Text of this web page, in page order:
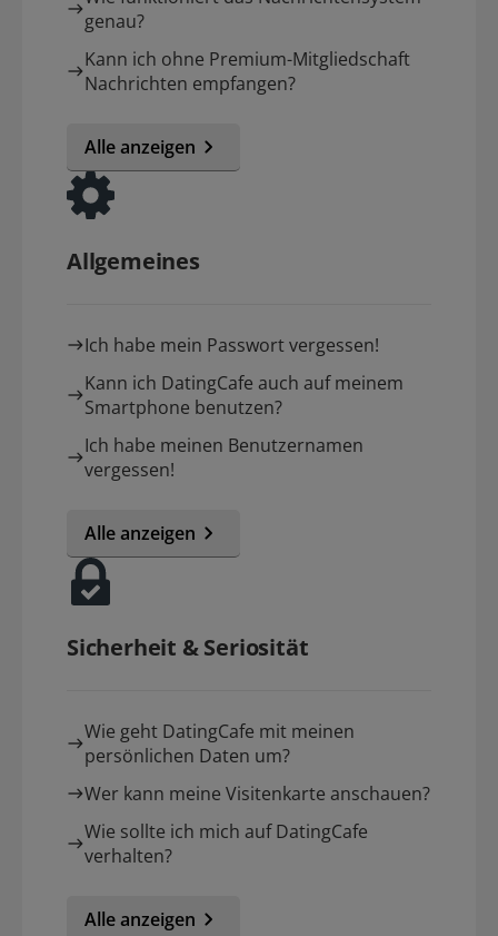
genau?
Kann ich ohne Premium-Mitgliedschaft
Nachrichten empfangen?
Alle anzeigen
Allgemeines
Ich habe mein Passwort vergessen!
Kann ich DatingCafe auch auf meinem
Smartphone benutzen?
Ich habe meinen Benutzernamen
vergessen!
Alle anzeigen
Sicherheit & Seriosität
Wie geht DatingCafe mit meinen
persönlichen Daten um?
Wer kann meine Visitenkarte anschauen?
Wie sollte ich mich auf DatingCafe
verhalten?
Alle anzeigen